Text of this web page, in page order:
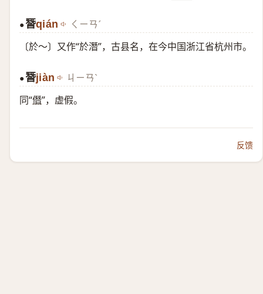
●朁qián ㄑㄧㄢˊ
〔於～〕又作“於潛”，古县名，在今中国浙江省杭州市。
●朁jiàn ㄐㄧㄢˋ
同“僭”，虚假。
反馈